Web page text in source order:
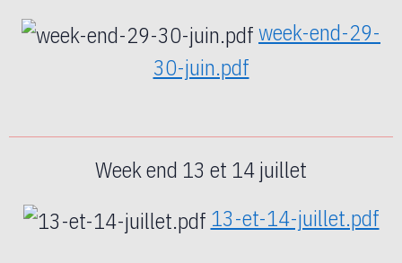
week-end-29-
30-juin.pdf
Week end 13 et 14 juillet
13-et-14-juillet.pdf